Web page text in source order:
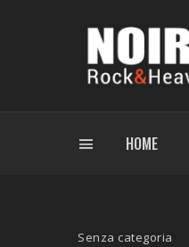
HOME
Senza categoria